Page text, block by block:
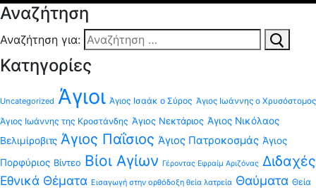
Αναζήτηση
Αναζήτηση για:
Κατηγορίες
Uncategorized Άγιοι Άγιος Ισαάκ ο Σύρος Άγιος Ιωάννης ο Χρυσόστομος
Άγιος Ιωάννης της Κροστάνδης Άγιος Νεκτάριος Άγιος Νικόλαος
Βελιμίροβιτς Άγιος Παΐσιος Άγιος Πατροκοσμάς Άγιος
Πορφύριος Βίντεο Βίοι Αγίων Γέροντας Εφραίμ Αριζόνας Διδαχές
Εθνικά Θέματα Εισαγωγή στην ορθόδοξη θεία λατρεία Θαύματα Θεία